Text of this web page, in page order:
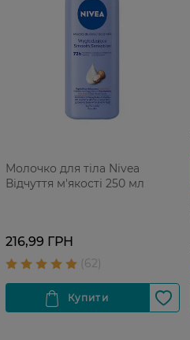
Молочко для тіла Nivea
Відчуття м'якості 250 мл
216,99 ГРН